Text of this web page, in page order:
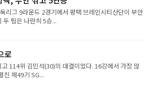
리그 9라운드 2경기에서 평택 브레인시티산단이 부안
팀은 나란히 5승...
로
114위 김민석(30)의 대결이었다. 16강에서 가장 많
친 제49기 SG...